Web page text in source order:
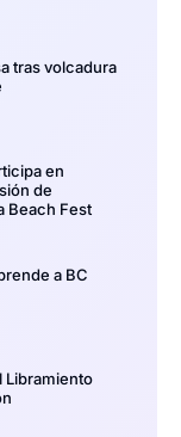
tras volcadura
en
de
Beach Fest
a BC
Libramiento